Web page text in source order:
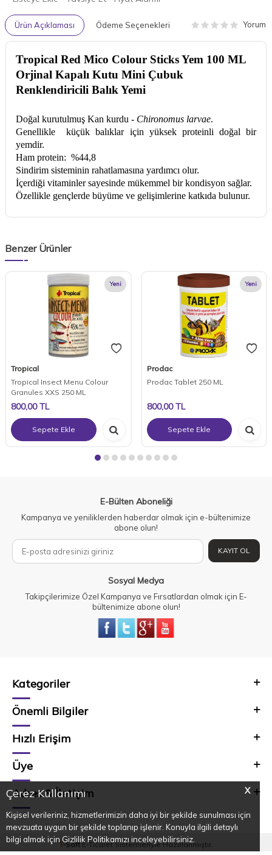
X
Çerez Kullanımı
Kişisel verileriniz, hizmetlerimizin daha iyi bir şekilde sunulması için
mevzuata uygun bir şekilde toplanıp işlenir. Konuyla ilgili detaylı
bilgi almak için Gizlilik Politikamızı inceleyebilirsiniz.
Ürün Açıklaması Ödeme Seçenekleri Yorum
Tropical Red Mico Colour Sticks Yem 100 ML
Orjinal Kapalı Kutu Mini Çubuk
Renklendiricili Balık Yemi
Doğal kurutulmuş Kan kurdu - Chironomus larvae.
Genellikle küçük balıklar için yüksek proteinli doğal bir
yemdir.
Ham protein: %44,8
Sindirim sisteminin rahatlamasına yardımcı olur.
İçerdiği vitaminler sayesinde mükemmel bir kondisyon sağlar.
Özellikle gençlerde büyüme ve gelişimlerine katkıda bulunur.
Benzer Ürünler
Yeni
Tropical
Tropical Insect Menu Colour
Granules XXS 250 ML
800,00TL
Sepete Ekle
Yeni
Prodac
Prodac Tablet 250 ML
800,00TL
Sepete Ekle
E-Bülten Aboneliği
Kampanya ve yeniliklerden haberdar olmak için e-bültenimize
abone olun!
KAYIT OL
Sosyal Medya
Takipçilerimize Özel Kampanya ve Fırsatlardan olmak için E-
bültenimize abone olun!
Kategoriler
Önemli Bilgiler
Hızlı Erişim
Üye
Adres & İletişim
T-SoftE-TicaretSistemleriyle Hazırlanmıştır.